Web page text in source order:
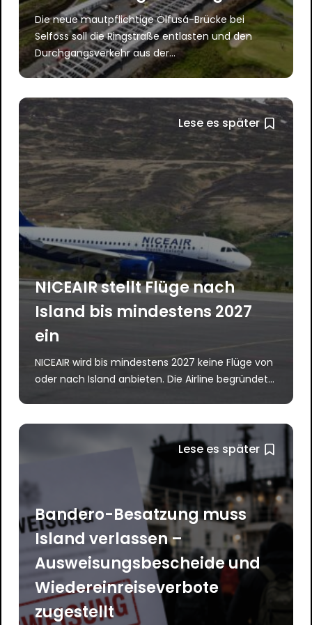
Die neue mautpflichtige Ölfusá-Brücke bei
Selfoss soll die Ringstraße entlasten und den
Durchgangsverkehr aus der...
Lese es später
NICEAIR stellt Flüge nach
Island bis mindestens 2027
ein
NICEAIR wird bis mindestens 2027 keine Flüge von
oder nach Island anbieten. Die Airline begründet...
Lese es später
Bandero-Besatzung muss
Island verlassen –
Ausweisungsbescheide und
Wiedereinreiseverbote
zugestellt